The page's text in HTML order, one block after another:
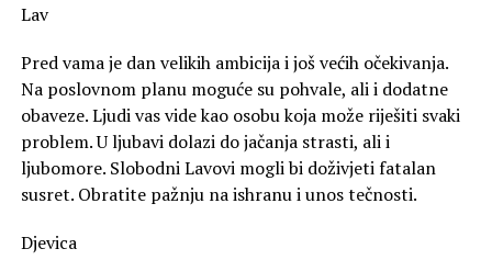
Lav
Pred vama je dan velikih ambicija i još većih očekivanja.
Na poslovnom planu moguće su pohvale, ali i dodatne
obaveze. Ljudi vas vide kao osobu koja može riješiti svaki
problem. U ljubavi dolazi do jačanja strasti, ali i
ljubomore. Slobodni Lavovi mogli bi doživjeti fatalan
susret. Obratite pažnju na ishranu i unos tečnosti.
Djevica